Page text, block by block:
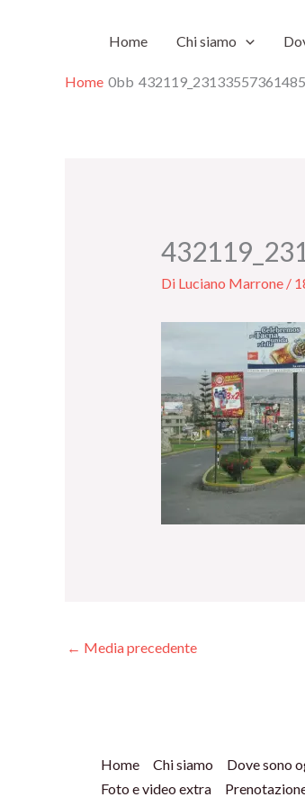
Home Chi siamo
Home
Di Luciano Marrone /
← Media precedente
Home Chi siamo Dove sono
Foto e video extra